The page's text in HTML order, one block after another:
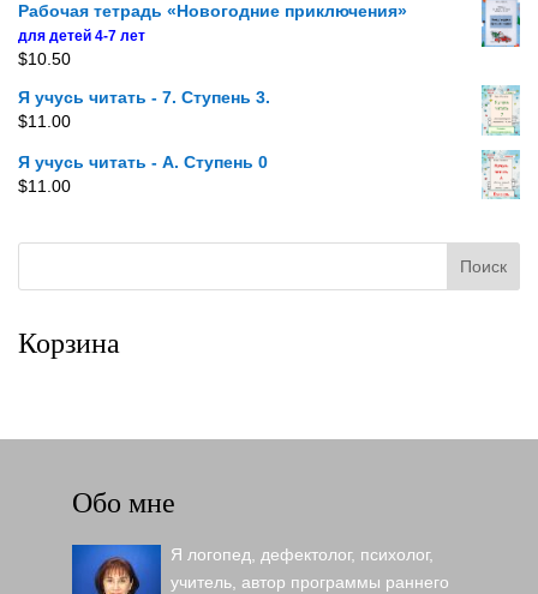
Рабочая тетрадь «Новогодние приключения»
для детей 4-7 лет
$10.50
Я учусь читать - 7. Ступень 3.
$11.00
Я учусь читать - A. Ступень 0
$11.00
Корзина
Обо мне
Я логопед, дефектолог, психолог,
учитель, автор программы раннего